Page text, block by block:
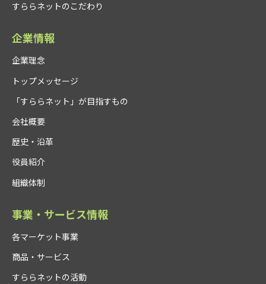
すららネットのこだわり
企業情報
企業理念
トップメッセージ
「すららネット」が目指すもの
会社概要
歴史・沿革
役員紹介
組織体制
事業・サービス情報
各マーケット事業
商品・サービス
すららネットの活動